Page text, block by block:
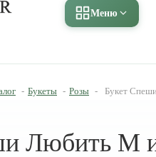
Меню
- Букеты - Розы - Букет
Любить M